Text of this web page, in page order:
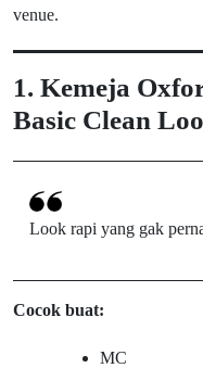
venue.
1. Kemeja
Basic Clean
Look rapi yang gak
Cocok buat:
MC